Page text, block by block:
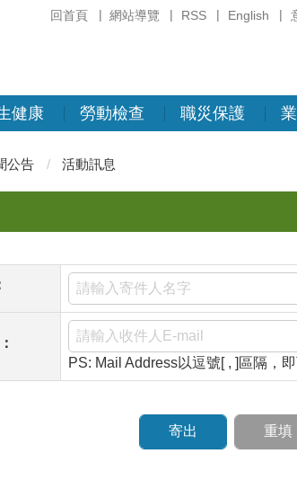
回首頁 網站導覽 RSS English
健康 勞動檢查 職災保護
公告 活動訊息
PS: Mail Address以逗號[ , ]區隔，